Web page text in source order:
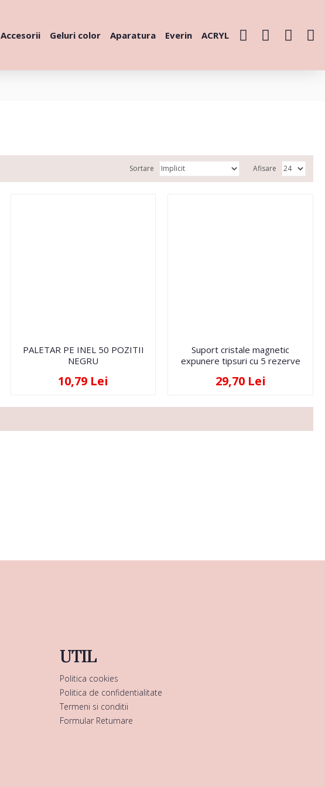
Accesorii Geluri color Aparatura Everin ACRYL
Sortare Afisare
PALETAR PE INEL 50 POZITII
NEGRU
10,79 Lei
Suport cristale magnetic
expunere tipsuri cu 5 rezerve
29,70 Lei
UTIL
Politica cookies
Politica de confidentialitate
Termeni si conditii
Formular Returnare